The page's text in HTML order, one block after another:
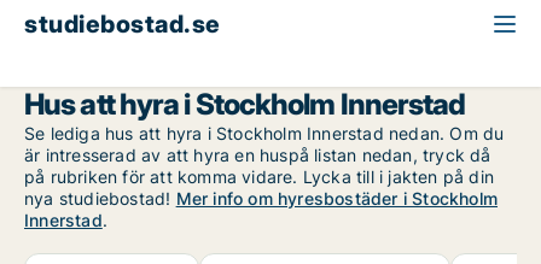
studiebostad.se
Hus att hyra i Stockholm Innerstad
Se lediga hus att hyra i Stockholm Innerstad nedan. Om du
är intresserad av att hyra en huspå listan nedan, tryck då
på rubriken för att komma vidare. Lycka till i jakten på din
nya studiebostad! Mer info om hyresbostäder i Stockholm
Innerstad.